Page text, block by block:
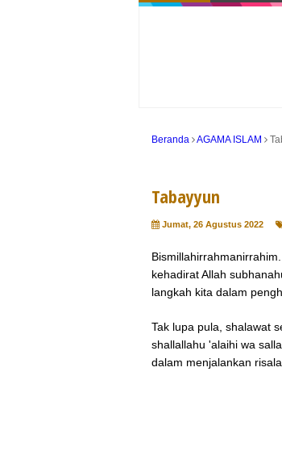
Beranda AGAMA ISLAM
Tabayyun
Jumat, 26 Agustus 2022
kehadirat Allah
langkah kita dalam
Tak lupa pula, shalawat
shallallahu 'alaihi wa
dalam menjalankan